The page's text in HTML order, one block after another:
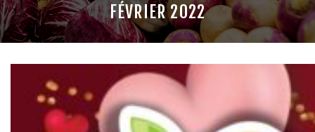
FÉVRIER 2022
CIRCULAIRE